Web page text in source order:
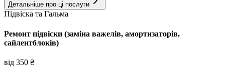
Детальніше про ці послуги
Підвіска та Гальма
Ремонт підвіски (заміна важелів, амортизаторів,
сайлентблоків)
від 350 ₴